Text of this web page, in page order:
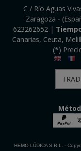
C / Río Aguas
Zaragoza -
623262652|
Canarias, Ceuta,
(*)
HEMO LÚDICA S.R.L. -